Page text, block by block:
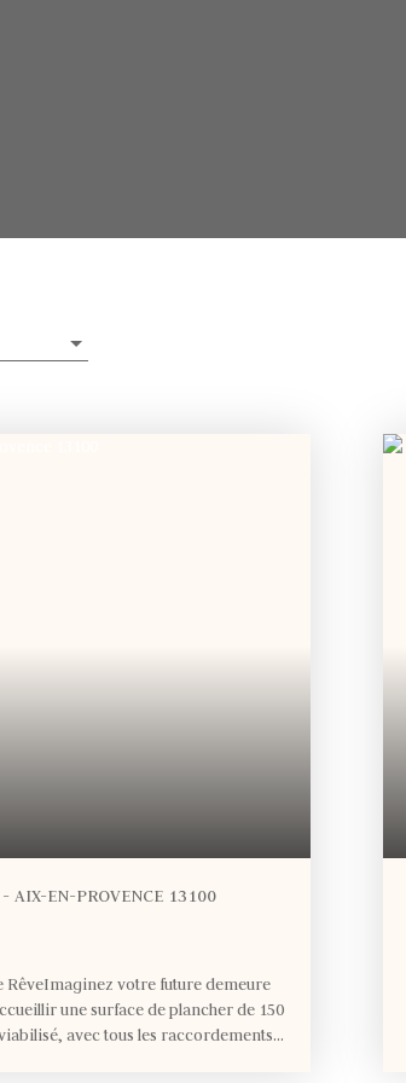
AIX-EN-PROVENCE 13100
votre future demeure
une surface de plancher de 150
avec tous les raccordements